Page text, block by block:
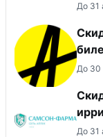
До 31
До 30
До 31